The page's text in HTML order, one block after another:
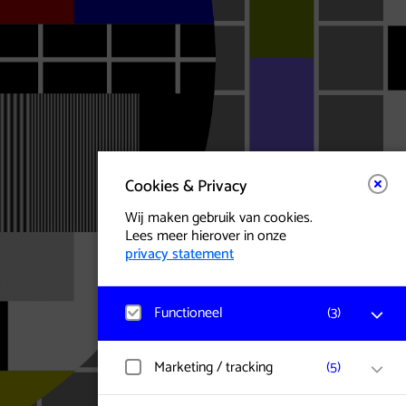
Cookies & Privacy
Wij maken gebruik van cookies.
Lees meer hierover in onze
privacy statement
Functioneel (3)
Matomo
gebruik wordt gemeten en
Marketing / tracking (5)